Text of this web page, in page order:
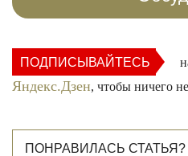
ПОДПИСЫВАЙТЕСЬ
Яндекс.Дзен, чтобы ничего
ПОНРАВИЛАСЬ СТАТЬЯ?